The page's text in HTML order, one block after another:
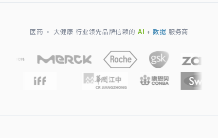
医药 · 大健康 行业领先品牌信赖的 AI +数据 服务商